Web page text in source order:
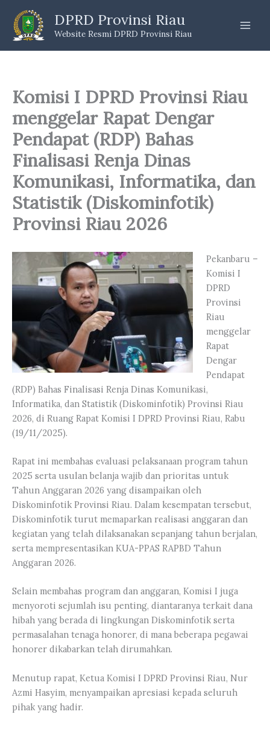
content
DPRD Provinsi Riau
Website Resmi DPRD Provinsi Riau
Komisi I DPRD Provinsi Riau
menggelar Rapat Dengar
Pendapat (RDP) Bahas
Finalisasi Renja Dinas
Komunikasi, Informatika, dan
Statistik (Diskominfotik)
Provinsi Riau 2026
Pekanbaru –
Komisi I
DPRD
Provinsi
Riau
menggelar
Rapat
Dengar
Pendapat
(RDP) Bahas Finalisasi Renja Dinas Komunikasi,
Informatika, dan Statistik (Diskominfotik) Provinsi Riau
2026, di Ruang Rapat Komisi I DPRD Provinsi Riau, Rabu
(19/11/2025).
Rapat ini membahas evaluasi pelaksanaan program tahun
2025 serta usulan belanja wajib dan prioritas untuk
Tahun Anggaran 2026 yang disampaikan oleh
Diskominfotik Provinsi Riau. Dalam kesempatan tersebut,
Diskominfotik turut memaparkan realisasi anggaran dan
kegiatan yang telah dilaksanakan sepanjang tahun berjalan,
serta mempresentasikan KUA-PPAS RAPBD Tahun
Anggaran 2026.
Selain membahas program dan anggaran, Komisi I juga
menyoroti sejumlah isu penting, diantaranya terkait dana
hibah yang berada di lingkungan Diskominfotik serta
permasalahan tenaga honorer, di mana beberapa pegawai
honorer dikabarkan telah dirumahkan.
Menutup rapat, Ketua Komisi I DPRD Provinsi Riau, Nur
Azmi Hasyim, menyampaikan apresiasi kepada seluruh
pihak yang hadir.